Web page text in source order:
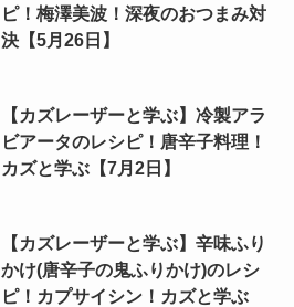
ピ！梅澤美波！深夜のおつまみ対
決【5月26日】
【カズレーザーと学ぶ】冷製アラ
ビアータのレシピ！唐辛子料理！
カズと学ぶ【7月2日】
【カズレーザーと学ぶ】辛味ふり
かけ(唐辛子の鬼ふりかけ)のレシ
ピ！カプサイシン！カズと学ぶ